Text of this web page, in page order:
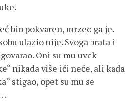
bio pokvaren, mrzeo ga je.
ulazio nije. Svoga brata i
Oni su mu uvek
nikada više ići neće, ali kada
stigao, opet su mu se